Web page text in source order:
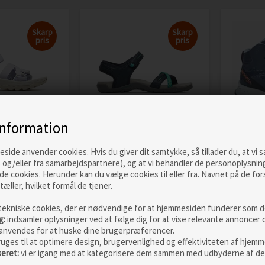
anvender cookies. Hvis du giver dit samtykke, så tillader du, at vi
og/eller fra samarbejdspartnere), og at vi behandler de
cookies. Herunder kan du vælge cookies til eller fra. Navnet på de
hvilket formål de tjener.
cookies, der er nødvendige for at hjemmesiden funderer som
indsamler oplysninger ved at følge dig for at vise relevante annoncer
for at huske dine brugerpræferencer.
til at optimere design, brugervenlighed og effektiviteten af
vi er igang med at kategorisere dem sammen med udbyderne af
Skarp
pris
RMX W,
Skarp
pris
Merrell Terran
Cross II Women, navy
Vejl. pris
LÆS MERE
Strike
Navy